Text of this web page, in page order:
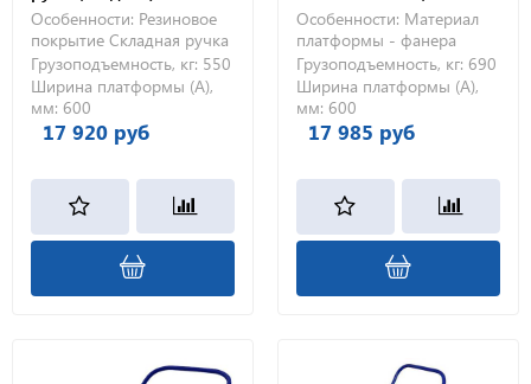
МП (600х900) 200-Ч
Особенности: Резиновое
покрытие Складная ручка
Грузоподъемность, кг: 550
Ширина платформы (А),
мм: 600
17 920 руб
фанерой, 600х1000 мм
Особенности: Материал
платформы - фанера
Грузоподъемность, кг: 690
Ширина платформы (А),
мм: 600
17 985 руб